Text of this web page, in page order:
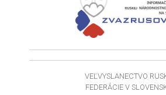
VEĽVYSLANECTVO
FEDERÁCIE V